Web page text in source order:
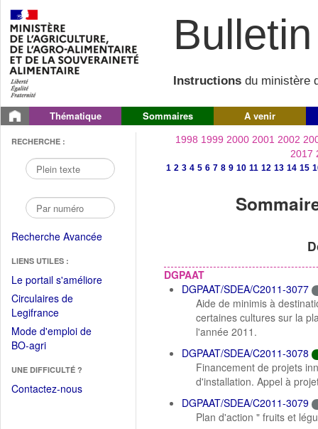
Instructions du ministère
Thématique Sommaires A venir
RECHERCHE :
Recherche Avancée
LIENS UTILES :
Le portail s'améliore(Fichier
Circulaires de
Legifrance(Ouvrir
dans
une
fenêtre)
Mode d'emploi de
BO-agri(Ouvrir
une
nouvelle
UNE DIFFICULTÉ ?
Contactez-nous
1998 1999 2000 2001 2002
2017
1 2 3 4 5 6 7 8 9 10 11 12 13 14 15
DGPAAT
DGPAAT/SDEA/C2011-3077
Aide de minimis à
certaines cultures sur la
l'année 2011.
DGPAAT/SDEA/C2011-3078
Financement de projets
d'installation. Appel à
DGPAAT/SDEA/C2011-3079
Plan d'action " fruits et